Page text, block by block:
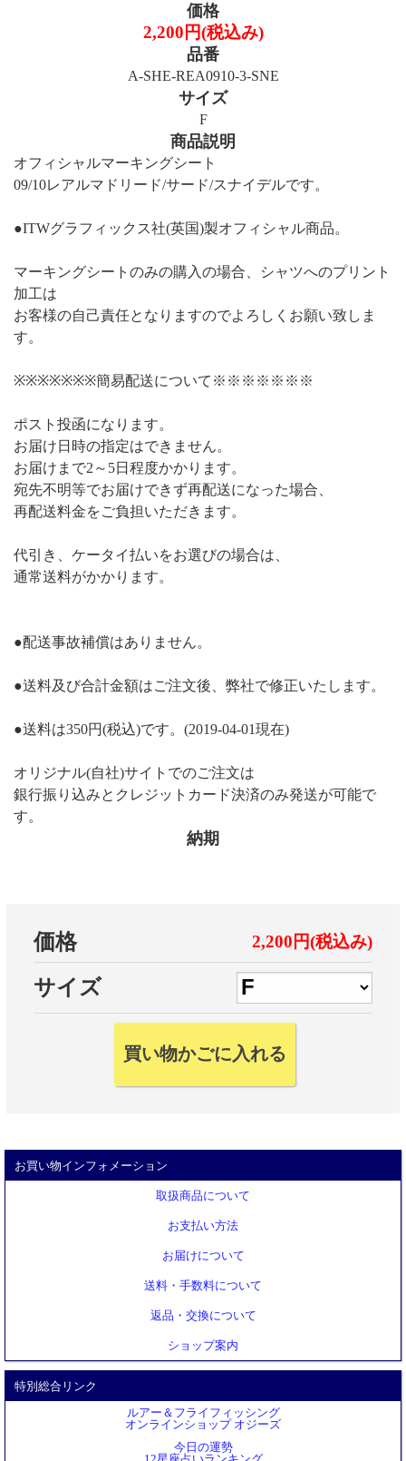
価格
2,200円(税込み)
品番
A-SHE-REA0910-3-SNE
サイズ
F
商品説明
オフィシャルマーキングシート
09/10レアルマドリード/サード/スナイデルです。
●ITWグラフィックス社(英国)製オフィシャル商品。
マーキングシートのみの購入の場合、シャツへのプリント
加工は
お客様の自己責任となりますのでよろしくお願い致しま
す。
※※※※※※※簡易配送について※※※※※※※
ポスト投函になります。
お届け日時の指定はできません。
お届けまで2～5日程度かかります。
宛先不明等でお届けできず再配送になった場合、
再配送料金をご負担いただきます。
代引き、ケータイ払いをお選びの場合は、
通常送料がかかります。
●配送事故補償はありません。
●送料及び合計金額はご注文後、弊社で修正いたします。
●送料は350円(税込)です。(2019-04-01現在)
オリジナル(自社)サイトでのご注文は
銀行振り込みとクレジットカード決済のみ発送が可能で
す。
納期
価格 2,200円(税込み)
サイズ
お買い物インフォメーション
取扱商品について
お支払い方法
お届けについて
送料・手数料について
返品・交換について
ショップ案内
特別総合リンク
ルアー＆フライフィッシング
オンラインショップ オジーズ
今日の運勢